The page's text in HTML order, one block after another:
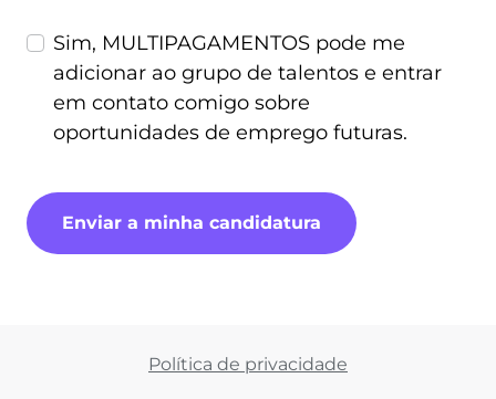
Sim, MULTIPAGAMENTOS pode me
adicionar ao grupo de talentos e entrar
em contato comigo sobre
oportunidades de emprego futuras.
Enviar a minha candidatura
Política de privacidade